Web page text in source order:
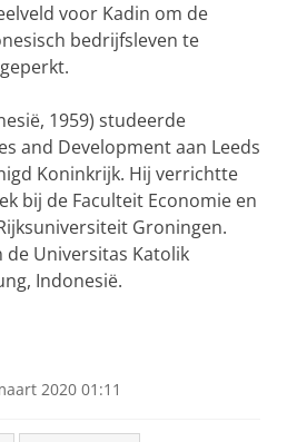
voor Kadin om de
bedrijfsleven te
1959) studeerde
and Development aan Leeds
Koninkrijk. Hij verrichtte
bij de Faculteit Economie en
Groningen.
Universitas Katolik
Indonesië.
2020 01:11